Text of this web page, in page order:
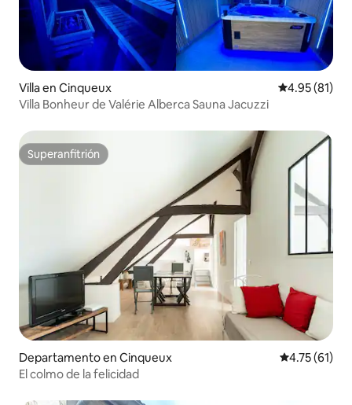
Villa en Cinqueux Calificación
4.95 (81)
Villa Bonheur de Valérie Alberca Sauna Jacuzzi
Superanfitrión
Superanfitrión
Departamento en Cinqueux Calificación
4.75 (61)
El colmo de la felicidad